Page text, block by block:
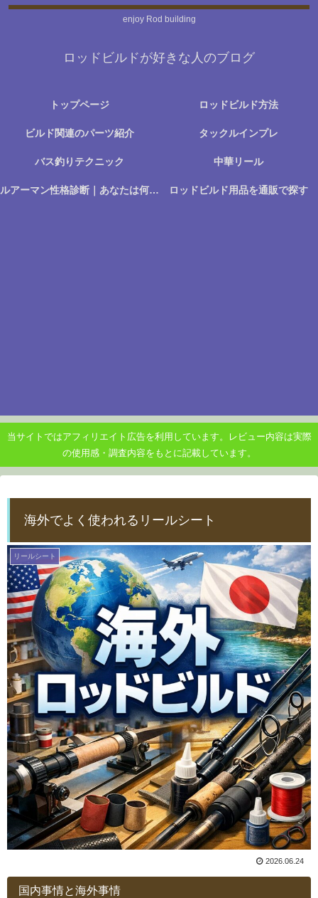
enjoy Rod building
ロッドビルドが好きな人のブログ
トップページ ロッドビルド方法
ビルド関連のパーツ紹介 タックルインプレ
バス釣りテクニック 中華リール
ルアーマン性格診断｜あなたは何に楽しさを感じる釣り人か？ ロッドビルド用品を通販で探す
当サイトではアフィリエイト広告を利用しています。レビュー内容は実際
の使用感・調査内容をもとに記載しています。
海外でよく使われるリールシート
リールシート
2026.06.24
国内事情と海外事情